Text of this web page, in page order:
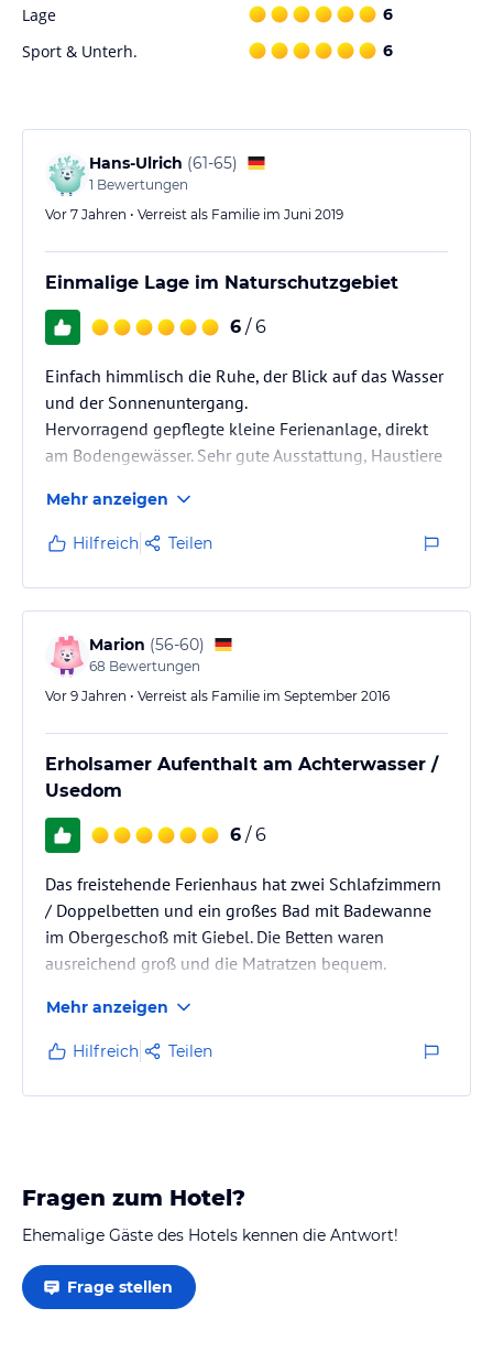
Lage 6
Sport & Unterh. 6
Hans-Ulrich (61-65)
1 Bewertungen
Vor 7 Jahren • Verreist als Familie im Juni 2019
Einmalige Lage im Naturschutzgebiet
6 / 6
Einfach himmlisch die Ruhe, der Blick auf das Wasser
und der Sonnenuntergang.
Hervorragend gepflegte kleine Ferienanlage, direkt
am Bodengewässer. Sehr gute Ausstattung, Haustiere
ist 200 m entfernt. Erholung pur.
Mehr anzeigen
Hilfreich Teilen
Marion (56-60)
68 Bewertungen
Vor 9 Jahren • Verreist als Familie im September 2016
Erholsamer Aufenthalt am Achterwasser /
Usedom
6 / 6
Das freistehende Ferienhaus hat zwei Schlafzimmern
/ Doppelbetten und ein großes Bad mit Badewanne
im Obergeschoß mit Giebel. Die Betten waren
ausreichend groß und die Matratzen bequem.
geschützt.
Eine Schlafcouch gibt es im Erdgeschoß /
Wohnbereich mit mehreren Sesseln.
Alle Räume bieten ausreichend Platz.
Großer Flach-TV und Radio vorhanden. Betten
Mehr anzeigen
Hilfreich Teilen
Fragen zum Hotel?
Ehemalige Gäste des Hotels kennen die Antwort!
Frage stellen